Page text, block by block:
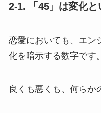
2-1. 「45」は変化と
恋愛においても、エン
化を暗示する数字です。
良くも悪くも、何らか